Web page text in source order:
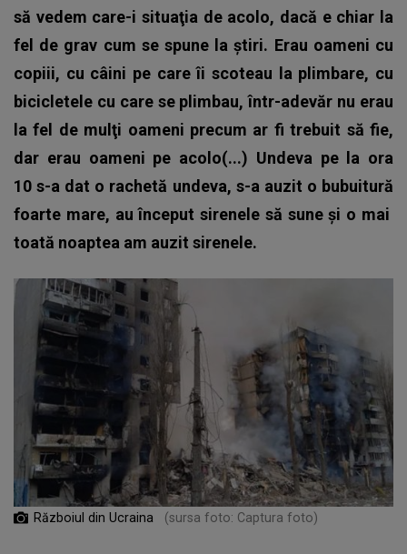
să vedem care-i situaţia de acolo, dacă e chiar la
fel de grav cum se spune la ştiri. Erau oameni cu
copiii, cu câini pe care îi scoteau la plimbare, cu
bicicletele cu care se plimbau, într-adevăr nu erau
la fel de mulţi oameni precum ar fi trebuit să fie,
dar erau oameni pe acolo(...) Undeva pe la ora
10 s-a dat o rachetă undeva, s-a auzit o bubuitură
foarte mare, au început sirenele să sune şi o mai
toată noaptea am auzit sirenele.
Războiul din Ucraina (sursa foto: Captura foto)